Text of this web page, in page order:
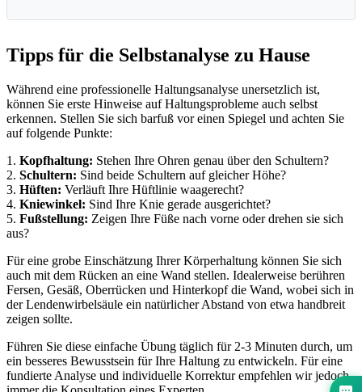
Tipps für die Selbstanalyse zu Hause
Während eine professionelle Haltungsanalyse unersetzlich ist,
können Sie erste Hinweise auf Haltungsprobleme auch selbst
erkennen. Stellen Sie sich barfuß vor einen Spiegel und achten Sie
auf folgende Punkte:
1. Kopfhaltung: Stehen Ihre Ohren genau über den Schultern?
2. Schultern: Sind beide Schultern auf gleicher Höhe?
3. Hüften: Verläuft Ihre Hüftlinie waagerecht?
4. Kniewinkel: Sind Ihre Knie gerade ausgerichtet?
5. Fußstellung: Zeigen Ihre Füße nach vorne oder drehen sie sich
aus?
Für eine grobe Einschätzung Ihrer Körperhaltung können Sie sich
auch mit dem Rücken an eine Wand stellen. Idealerweise berühren
Fersen, Gesäß, Oberrücken und Hinterkopf die Wand, wobei sich in
der Lendenwirbelsäule ein natürlicher Abstand von etwa handbreit
zeigen sollte.
Führen Sie diese einfache Übung täglich für 2-3 Minuten durch, um
ein besseres Bewusstsein für Ihre Haltung zu entwickeln. Für eine
fundierte Analyse und individuelle Korrektur empfehlen wir jedoch